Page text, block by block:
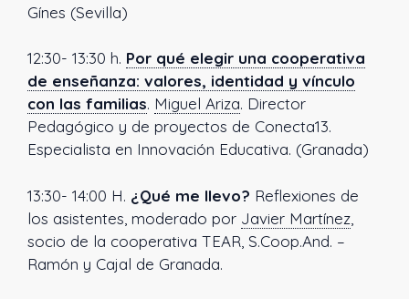
Gínes (Sevilla)
12:30- 13:30 h. Por qué elegir una cooperativa
de enseñanza: valores, identidad y vínculo
con las familias. Miguel Ariza. Director
Pedagógico y de proyectos de Conecta13.
Especialista en Innovación Educativa. (Granada)
13:30- 14:00 H. ¿Qué me llevo? Reflexiones de
los asistentes, moderado por Javier Martínez
socio de la cooperativa TEAR, S.Coop.And. –
Ramón y Cajal de Granada.